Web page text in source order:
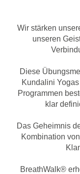
Wir stärken
unseren
Diese
Kundalini
Programmen
klar
Das Geheimnis
Kombination
BreathWalk®